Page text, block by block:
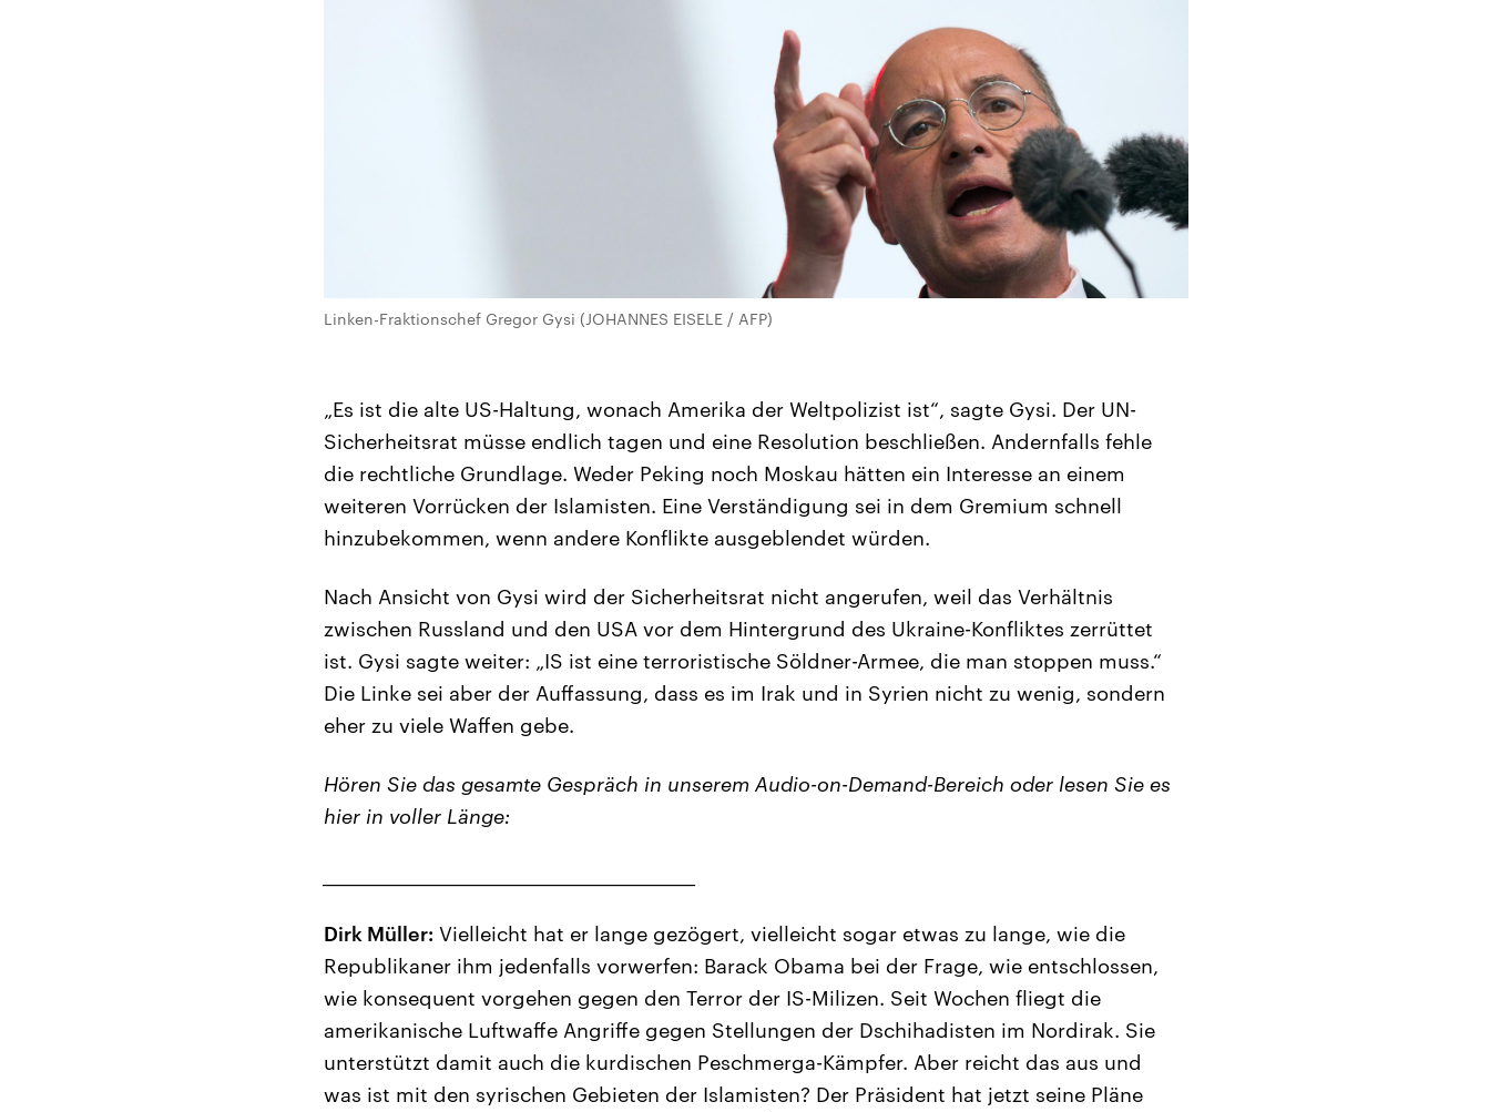
Linken-Fraktionschef Gregor Gysi (JOHANNES EISELE / AFP)
„Es ist die alte US-Haltung, wonach Amerika der Weltpolizist ist“, sagte Gysi. Der UN-
Sicherheitsrat müsse endlich tagen und eine Resolution beschließen. Andernfalls fehle
die rechtliche Grundlage. Weder Peking noch Moskau hätten ein Interesse an einem
weiteren Vorrücken der Islamisten. Eine Verständigung sei in dem Gremium schnell
hinzubekommen, wenn andere Konflikte ausgeblendet würden.
Nach Ansicht von Gysi wird der Sicherheitsrat nicht angerufen, weil das Verhältnis
zwischen Russland und den USA vor dem Hintergrund des Ukraine-Konfliktes zerrüttet
ist. Gysi sagte weiter: „IS ist eine terroristische Söldner-Armee, die man stoppen muss.“
Die Linke sei aber der Auffassung, dass es im Irak und in Syrien nicht zu wenig, sondern
eher zu viele Waffen gebe.
Hören Sie das gesamte Gespräch in unserem Audio-on-Demand-Bereich oder lesen Sie es
hier in voller Länge:
Dirk Müller: Vielleicht hat er lange gezögert, vielleicht sogar etwas zu lange, wie die
Republikaner ihm jedenfalls vorwerfen: Barack Obama bei der Frage, wie entschlossen,
wie konsequent vorgehen gegen den Terror der IS-Milizen. Seit Wochen fliegt die
amerikanische Luftwaffe Angriffe gegen Stellungen der Dschihadisten im Nordirak. Sie
unterstützt damit auch die kurdischen Peschmerga-Kämpfer. Aber reicht das aus und
was ist mit den syrischen Gebieten der Islamisten? Der Präsident hat jetzt seine Pläne